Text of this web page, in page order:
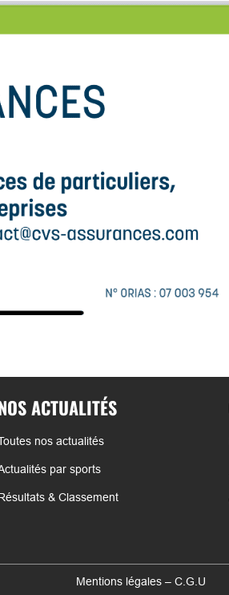
ACTUALITÉS
nos actualités
par sports
& Classement
Mentions légales – C.G.U